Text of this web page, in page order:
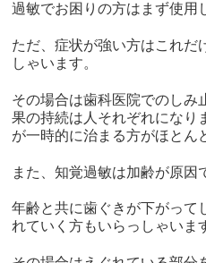
過敏でお困りの方はまず使用
ただ、症状が強い方はこれだ
しゃいます。
その場合は歯科医院でのしみ
果の持続は人それぞれになり
が一時的に治まる方がほとん
また、知覚過敏は加齢が原因
年齢と共に歯ぐきが下がって
れていく方もいらっしゃいま